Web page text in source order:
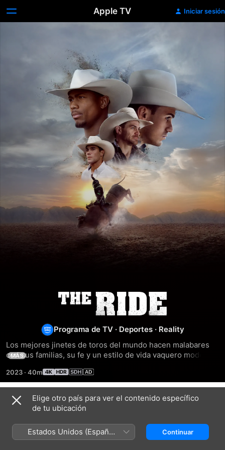
Apple TV Iniciar sesión
El
Rodeo
Programa de TV · Deportes · Reality
Los mejores jinetes de toros del mundo hacen malabares
con sus familias, su fe y un estilo de vida vaquero moderno
por equipos.
MÁS
2023 · 40m
Temporada 1
Elige otro país para ver el contenido específico
de tu ubicación
Estados Unidos (Español
México)
Continuar